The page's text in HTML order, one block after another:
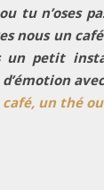
tu n’oses
nous un
un petit
un thé ou